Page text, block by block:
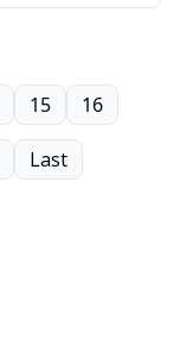
15 16
Last